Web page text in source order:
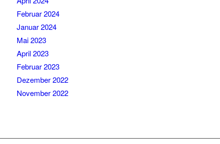
Februar 2024
Januar 2024
Mai 2023
April 2023
Februar 2023
Dezember 2022
November 2022